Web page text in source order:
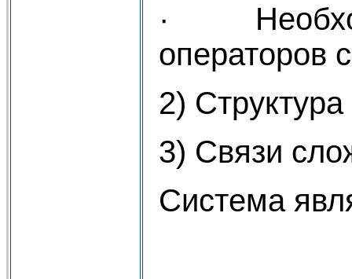
·
операторов
2)
3) Связи
Система